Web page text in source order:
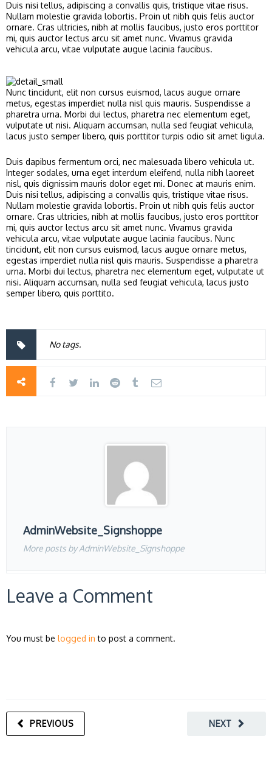
Duis nisi tellus, adipiscing a convallis quis, tristique vitae risus.
Nullam molestie gravida lobortis. Proin ut nibh quis felis auctor
ornare. Cras ultricies, nibh at mollis faucibus, justo eros porttitor
mi, quis auctor lectus arcu sit amet nunc. Vivamus gravida
vehicula arcu, vitae vulputate augue lacinia faucibus.
Nunc tincidunt, elit non cursus euismod, lacus augue ornare
metus, egestas imperdiet nulla nisl quis mauris. Suspendisse a
pharetra urna. Morbi dui lectus, pharetra nec elementum eget,
vulputate ut nisi. Aliquam accumsan, nulla sed feugiat vehicula,
lacus justo semper libero, quis porttitor turpis odio sit amet ligula.
Duis dapibus fermentum orci, nec malesuada libero vehicula ut.
Integer sodales, urna eget interdum eleifend, nulla nibh laoreet
nisl, quis dignissim mauris dolor eget mi. Donec at mauris enim.
Duis nisi tellus, adipiscing a convallis quis, tristique vitae risus.
Nullam molestie gravida lobortis. Proin ut nibh quis felis auctor
ornare. Cras ultricies, nibh at mollis faucibus, justo eros porttitor
mi, quis auctor lectus arcu sit amet nunc. Vivamus gravida
vehicula arcu, vitae vulputate augue lacinia faucibus. Nunc
tincidunt, elit non cursus euismod, lacus augue ornare metus,
egestas imperdiet nulla nisl quis mauris. Suspendisse a pharetra
urna. Morbi dui lectus, pharetra nec elementum eget, vulputate ut
nisi. Aliquam accumsan, nulla sed feugiat vehicula, lacus justo
semper libero, quis porttito.
No tags.
AdminWebsite_Signshoppe
More posts by AdminWebsite_Signshoppe
Leave a Comment
You must be logged in to post a comment.
NEXT
PREVIOUS